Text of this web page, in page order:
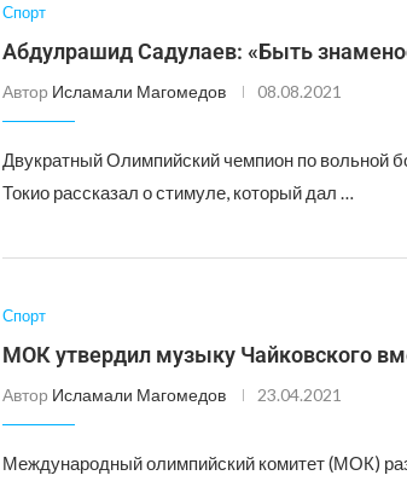
Спорт
Абдулрашид Садулаев: «Быть
Автор Исламали Магомедов 08.08.2021
Двукратный Олимпийский чемпион по вольной
Токио рассказал о стимуле, который дал …
Спорт
МОК утвердил музыку Чайковского
Автор Исламали Магомедов 23.04.2021
Международный олимпийский комитет (МОК)